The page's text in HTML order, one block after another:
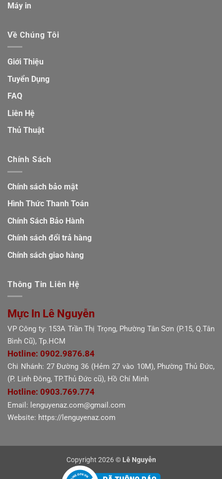
Máy in
Về Chúng Tôi
Giới Thiệu
Tuyển Dụng
FAQ
Liên Hệ
Thủ Thuật
Chính Sách
Chính sách bảo mật
Hình Thức Thanh Toán
Chính Sách Bảo Hành
Chính sách đổi trả hàng
Chính sách giao hàng
Thông Tin Liên Hệ
Mực In Lê Nguyễn
VP Công ty: 153A Trần Thị Trọng, Phường Tân Sơn (P.15, Q.Tân
Bình Cũ), Tp.HCM
Hotline: 0902.9876.84
Chi Nhánh: 27 Đường 36 (Hẻm 27 vào 10M), Phường Thủ Đức,
(P. Linh Đông, TP.Thủ Đức cũ), Hồ Chí Minh
Hotline: 0903.769.774
Email: lenguyenaz.com@gmail.com
Website: https://lenguyenaz.com
Copyright 2026 © Lê Nguyễn